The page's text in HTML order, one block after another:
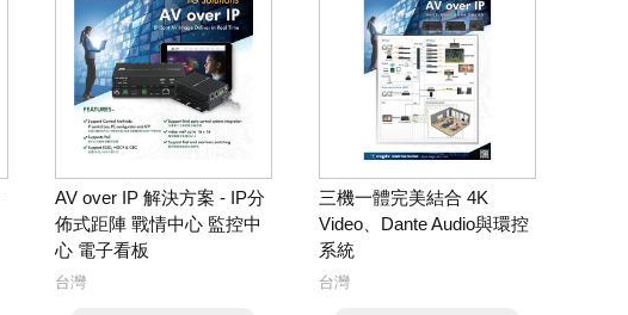
AV over IP 解決方案 - IP分
佈式距陣 戰情中心 監控中
心 電子看板
台灣
三機一體完美結合 4K
Video、Dante Audio與環控
系統
台灣